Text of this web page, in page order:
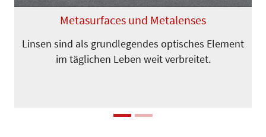
Metasurfaces und Metalenses
Linsen sind als grundlegendes optisches Element
im täglichen Leben weit verbreitet.